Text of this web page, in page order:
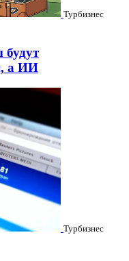
Турбизнес
будут
а ИИ
Турбизнес